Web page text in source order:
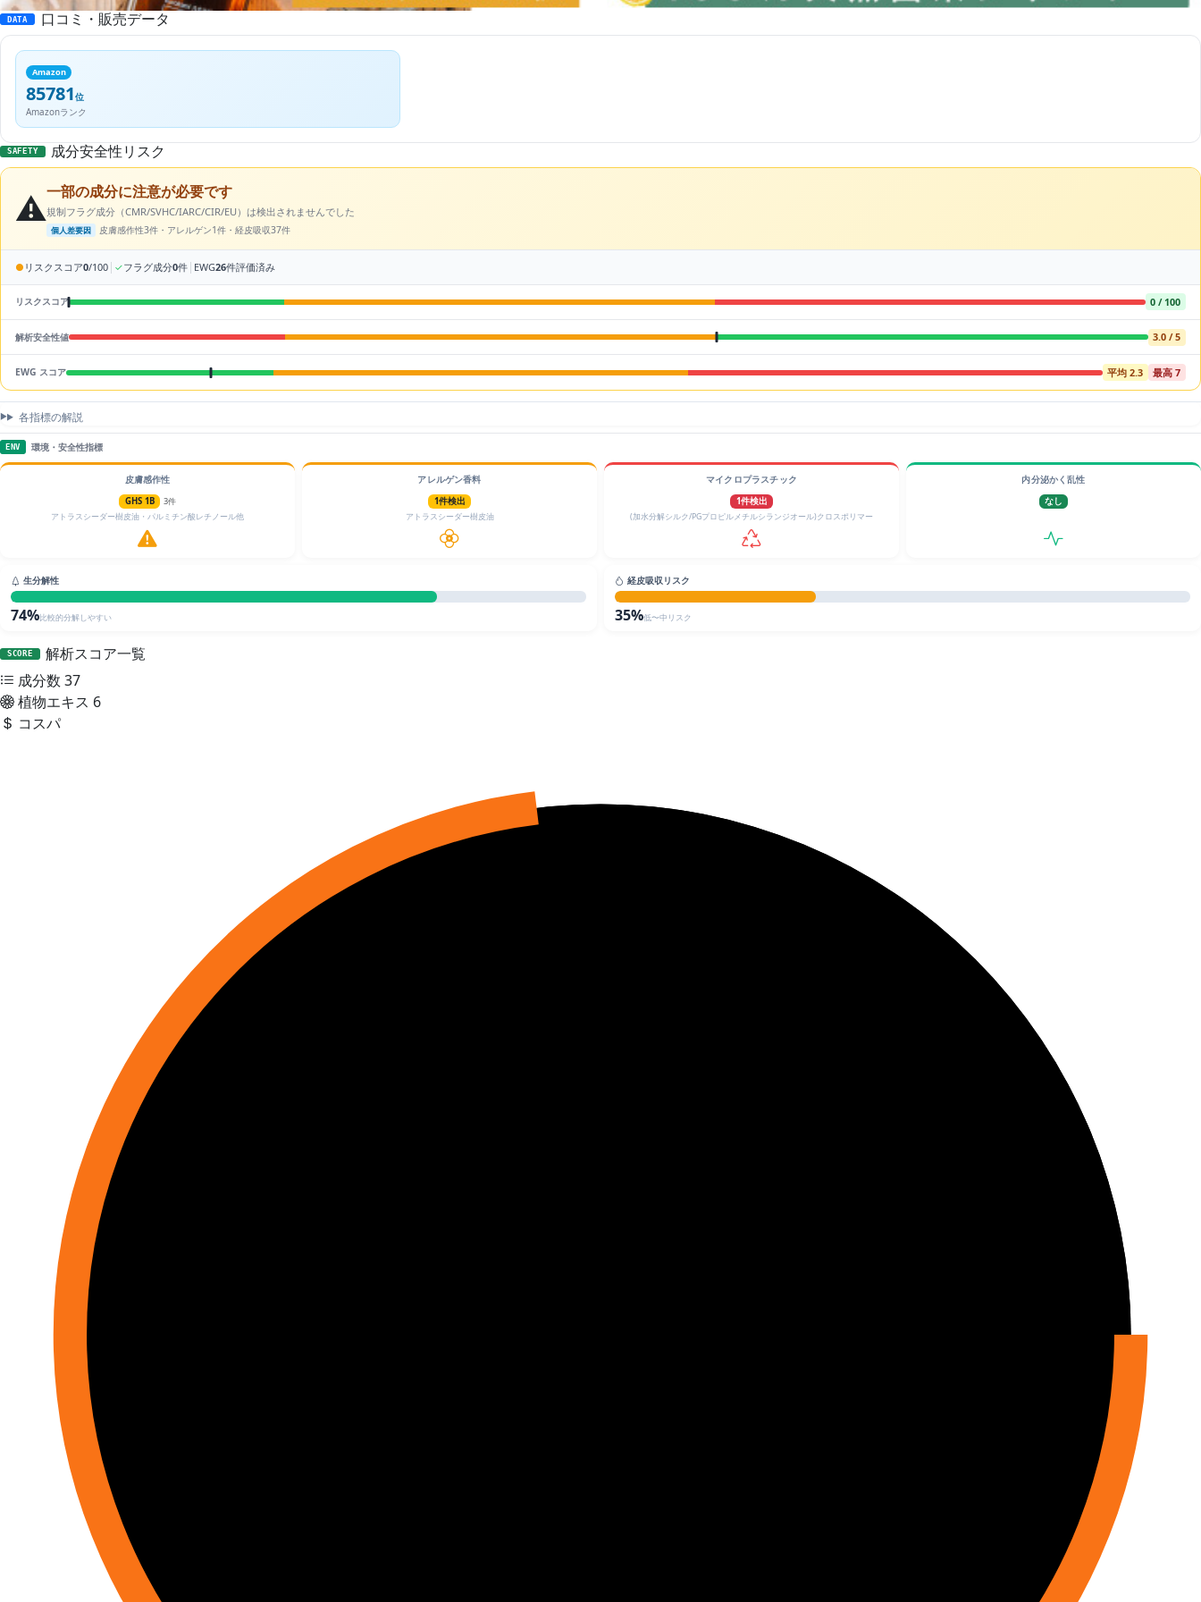
DATA 口コミ・販売データ
Amazon
85781位
Amazonランク
SAFETY 成分安全性リスク
⚠️一部の成分に注意が必要です
規制フラグ成分（CMR/SVHC/IARC/CIR/EU）は検出されませんでした
個人差要因 皮膚感作性3件・アレルゲン1件・経皮吸収37件
● リスクスコア0/100 | ✓フラグ成分0件 | EWG26件評価済み
リスクスコア 0 / 100
解析安全性値 3.0 / 5
EWG スコア 平均 2.3 最高 7
各指標の解説
ENV 環境・安全性指標
皮膚感作性
GHS 1B
3件
アトラスシーダー樹皮油・パルミチン酸レチノール他
アレルゲン香料
1件検出
アトラスシーダー樹皮油
マイクロプラスチック
1件検出
(加水分解シルク/PGプロピルメチルシランジオール)クロスポリマー
内分泌かく乱性
なし
生分解性
74%比較的分解しやすい
経皮吸収リスク
35%低〜中リスク
SCORE
解析スコア一覧
成分数 37
植物エキス 6
コスパ